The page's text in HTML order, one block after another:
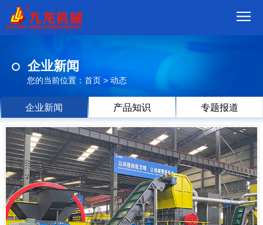
品
视
频
现
场
方
案
动
企业新闻
您的当前位置： 首页 > 动态
企业新闻 产品知识 专题报道